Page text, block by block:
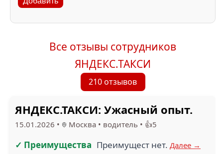
Все отзывы сотрудников
ЯНДЕКС.ТАКСИ
210 отзывов
ЯНДЕКС.ТАКСИ: Ужасный опыт.
15.01.2026 • Москва • водитель • 👍5
✓ Преимущества Преимущест нет. Далее →